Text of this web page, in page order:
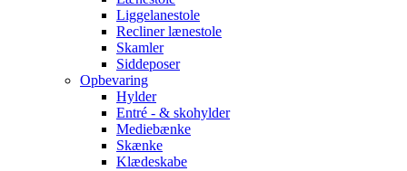
Liggelanestole
Recliner lænestole
Skamler
Siddeposer
Opbevaring
Hylder
Entré - & skohylder
Mediebænke
Skænke
Klædeskabe